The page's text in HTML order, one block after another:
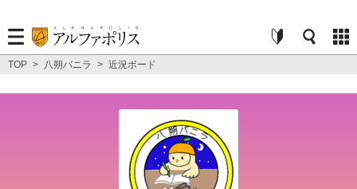
TOP > 八朔バニラ > 近況ボード